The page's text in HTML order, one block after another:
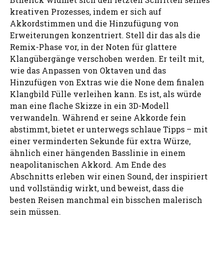
kreativen Prozesses, indem er sich auf
Akkordstimmen und die Hinzufügung von
Erweiterungen konzentriert. Stell dir das als die
Remix-Phase vor, in der Noten für glattere
Klangübergänge verschoben werden. Er teilt mit,
wie das Anpassen von Oktaven und das
Hinzufügen von Extras wie die None dem finalen
Klangbild Fülle verleihen kann. Es ist, als würde
man eine flache Skizze in ein 3D-Modell
verwandeln. Während er seine Akkorde fein
abstimmt, bietet er unterwegs schlaue Tipps – mit
einer verminderten Sekunde für extra Würze,
ähnlich einer hängenden Basslinie in einem
neapolitanischen Akkord. Am Ende des
Abschnitts erleben wir einen Sound, der inspiriert
und vollständig wirkt, und beweist, dass die
besten Reisen manchmal ein bisschen malerisch
sein müssen.